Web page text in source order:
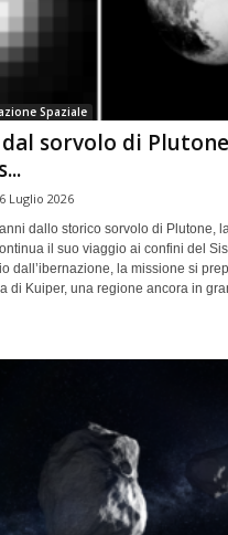
Spaziale
sorvolo di
Luglio 2026
dallo storico sorvolo di Plutone,
il suo viaggio ai confini del
dall’ibernazione, la missione si
di Kuiper, una regione ancora in